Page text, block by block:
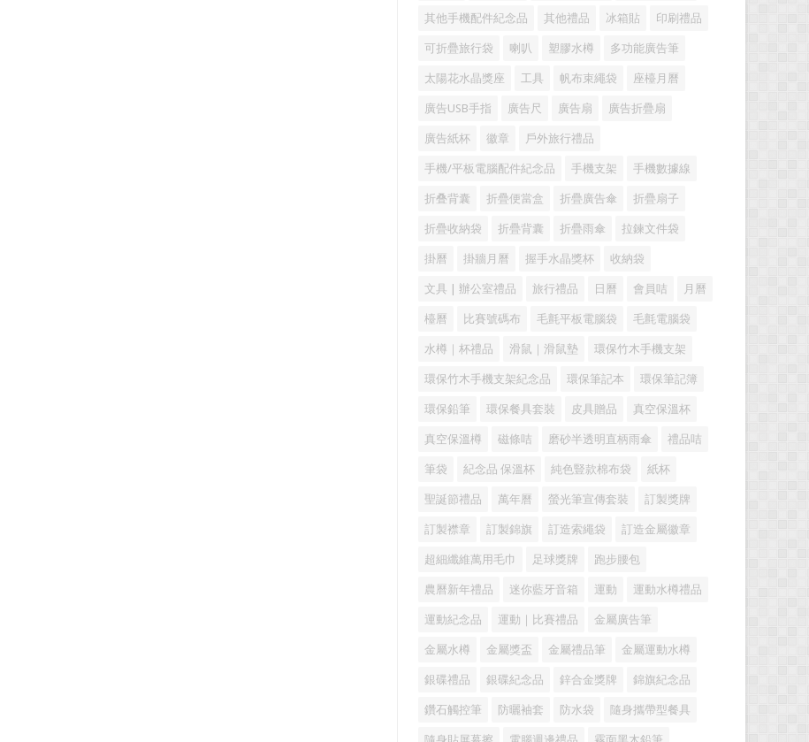
其他手機配件紀念品 其他禮品 冰箱貼 印刷禮品
可折疊旅行袋 喇叭 塑膠水樽 多功能廣告筆
太陽花水晶獎座 工具 帆布束繩袋 座檯月曆
廣告USB手指 廣告尺 廣告扇 廣告折疊扇
廣告紙杯 徽章 戶外旅行禮品
手機/平板電腦配件紀念品 手機支架 手機數據線
折叠背囊 折疊便當盒 折疊廣告傘 折疊扇子
折疊收納袋 折疊背囊 折疊雨傘 拉鍊文件袋
掛曆 掛牆月曆 握手水晶獎杯 收納袋
文具 | 辦公室禮品 旅行禮品 日曆 會員咭 月曆
檯曆 比賽號碼布 毛氈平板電腦袋 毛氈電腦袋
水樽｜杯禮品 滑鼠｜滑鼠墊 環保竹木手機支架
環保竹木手機支架紀念品 環保筆記本 環保筆記簿
環保鉛筆 環保餐具套裝 皮具贈品 真空保溫杯
真空保溫樽 磁條咭 磨砂半透明直柄雨傘 禮品咭
筆袋 紀念品 保溫杯 純色豎款棉布袋 紙杯
聖誕節禮品 萬年曆 螢光筆宣傳套裝 訂製獎牌
訂製襟章 訂製錦旗 訂造索繩袋 訂造金屬徽章
超細纖維萬用毛巾 足球獎牌 跑步腰包
農曆新年禮品 迷你藍牙音箱 運動 運動水樽禮品
運動紀念品 運動｜比賽禮品 金屬廣告筆
金屬水樽 金屬獎盃 金屬禮品筆 金屬運動水樽
銀碟禮品 銀碟紀念品 鋅合金獎牌 錦旗紀念品
鑽石觸控筆 防曬袖套 防水袋 隨身攜帶型餐具